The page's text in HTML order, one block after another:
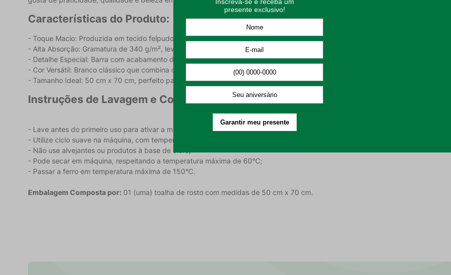
Características do Produto:
- Toque Macio: Produzida em tecido felpudo 100% algodão, perfeita para cuidar da sua pele;
- Alta Absorção: Gramatura de 340 g/m², leve e super eficiente para o uso diário;
- Detalhe Especial: Barra com acabamento delicado que traz charme à peça;
- Cor Versátil: Branco clássico que combina com qualquer estilo de banheiro;
- Tamanho Ideal: 50 cm x 70 cm, perfeito para rosto e mãos.
Instruções de Lavagem e Conservação:
- Lave antes do primeiro uso para ativar a maciez;
- Utilize ciclo suave na máquina, com temperatura máxima de 60°C;
- Não use alvejantes ou produtos à base de cloro;
- Pode secar em máquina, respeitando a temperatura máxima de 60°C;
- Passar a ferro em temperatura máxima de 150°C.
Embalagem Composta por: 01 (uma) toalha de rosto com medidas de 50 cm x 70 cm.